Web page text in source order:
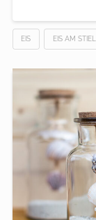
EIS EIS AM STIEL